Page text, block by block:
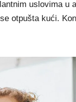
uslovima u
otpušta kući.